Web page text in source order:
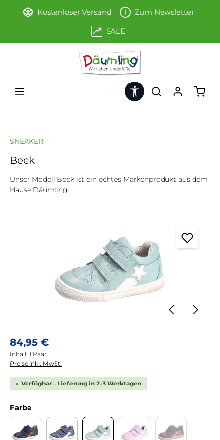
Zum Hauptinhalt springen
Kostenloser Versand Zum Newsletter
SALE
Werkzeugleiste anzeigen
SNEAKER
Beek
Unser Modell Beek ist ein echtes Markenprodukt aus dem
Hause Däumling.
Regulärer Preis:
84,95 €
Inhalt: 1 Paar
Preise inkl. MwSt.
Verfügbar – Lieferung in 2-3 Werktagen
Farbeauswählen